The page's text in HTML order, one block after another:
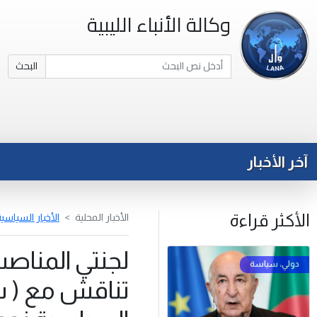
وكالة الأنباء الليبية
البحث
آخر الأخبار
الأكثر قراءة الأخبار المحلية الأخبار
لجنتي
تناقش مع (